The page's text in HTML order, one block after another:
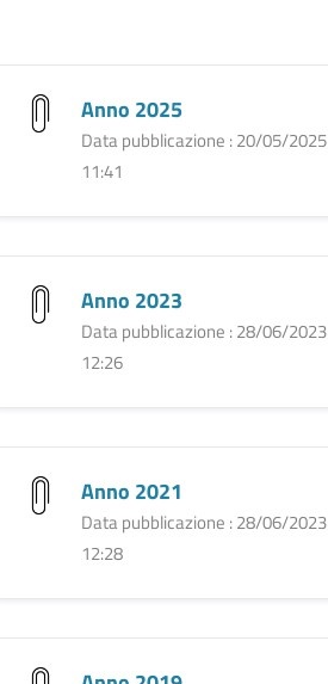
Anno 2025
Data pubblicazione : 20/05/2025
11:41
Anno 2023
Data pubblicazione : 28/06/2023
12:26
Anno 2021
Data pubblicazione : 28/06/2023
12:28